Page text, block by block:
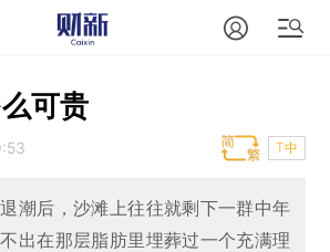
可贵
T中
潮后，沙滩上往往就剩下一群中年
出在那层脂肪里埋葬过一个充满理